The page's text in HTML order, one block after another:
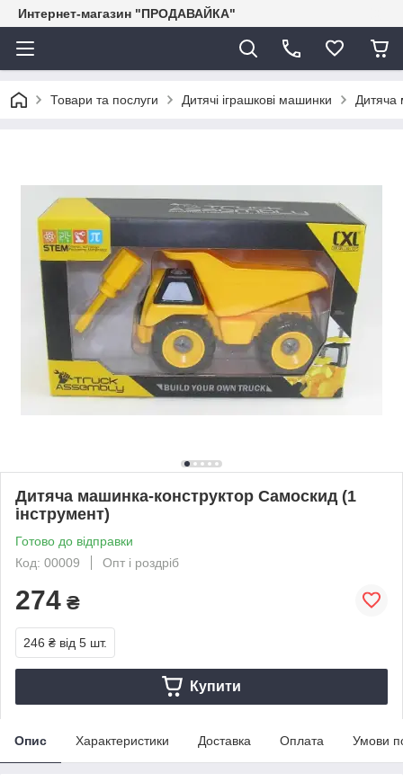
Интернет-магазин "ПРОДАВАЙКА"
Товари та послуги Дитячі іграшкові машинки Дитяча
Дитяча машинка-конструктор Самоскид (1
інструмент)
Готово до відправки
Код: 00009
Опт і роздріб
274 ₴
246 ₴ від 5 шт.
Купити
Опис Характеристики Доставка Оплата Умови